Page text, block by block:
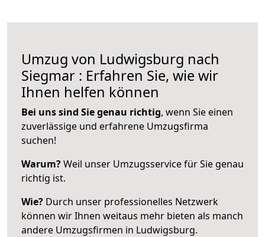
Umzug von Ludwigsburg nach
Siegmar : Erfahren Sie, wie wir
Ihnen helfen können
Bei uns sind Sie genau richtig, wenn Sie einen
zuverlässige und erfahrene Umzugsfirma
suchen!
Warum?Weil unser Umzugsservice für Sie genau
richtig ist.
Wie? Durch unser professionelles Netzwerk
können wir Ihnen weitaus mehr bieten als manch
andere Umzugsfirmen in Ludwigsburg.